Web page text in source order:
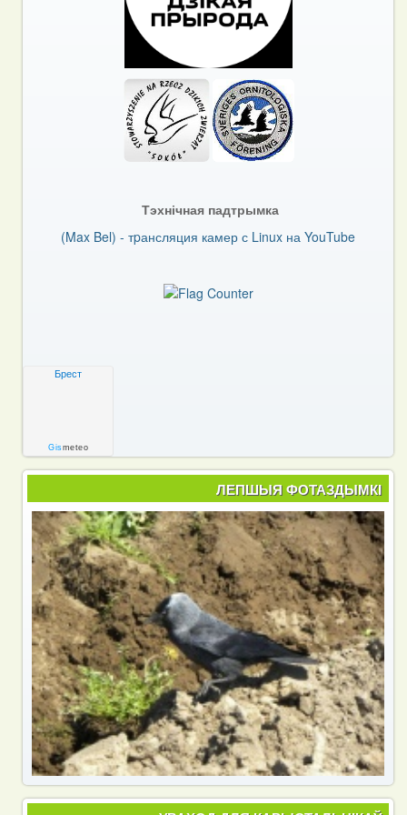
Тэхнічная падтрымка
(Max Bel) - тpансляция камер с Linux на YouTube
Брест
Gismeteo
ЛЕПШЫЯ ФОТАЗДЫМКІ